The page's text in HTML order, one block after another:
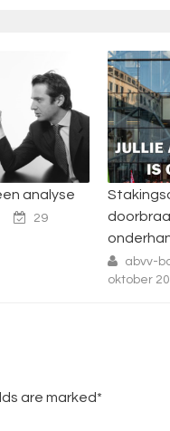
zorgt voor
are marked*